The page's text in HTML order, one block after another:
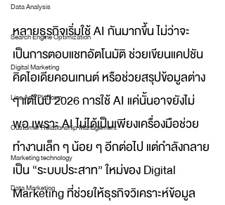
Data Analysis
Search Engine Optimization
Digital Marketing
Line Ads Platform
Customer Relationship Management
Marketing technology
Data Marketing
หลายธุรกิจเริ่มใช้ AI กันมากขึ้น ไม่ว่าจะ
เป็นการตอบแชทอัตโนมัติ ช่วยเขียนแคปชัน
คิดไอเดียคอนเทนต์ หรือช่วยสรุปข้อมูลต่าง
ๆ แต่ในปี 2026 การใช้ AI แค่นั้นอาจยังไม่
พอ เพราะ AI ไม่ได้เป็นเพียงเครื่องมือช่วย
ทำงานเล็ก ๆ น้อย ๆ อีกต่อไป แต่กำลังกลาย
เป็น “ระบบประสาท” ใหม่ของ Digital
Marketing ที่ช่วยให้ธุรกิจวิเคราะห์ข้อมูล